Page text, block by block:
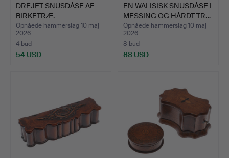
DREJET SNUSDÅSE AF
BIRKETRÆ.
Opnåede hammerslag 10 maj
2026
4 bud
54 USD
EN WALISISK SNUSDÅSE I
MESSING OG HÅRDT TR…
Opnåede hammerslag 10 maj
2026
8 bud
88 USD